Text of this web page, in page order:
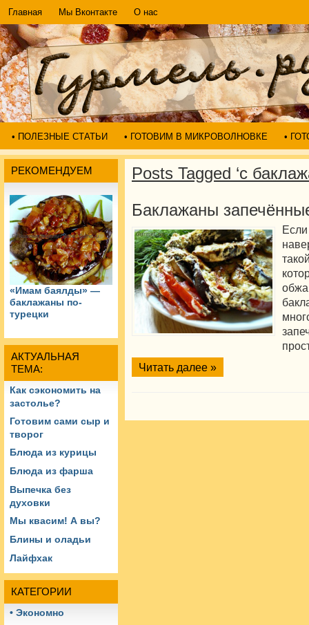
Главная Мы Вконтакте О нас
• ПОЛЕЗНЫЕ СТАТЬИ • ГОТОВИМ В МИКРОВОЛНОВКЕ •
РЕКОМЕНДУЕМ
«Имам баялды» —
баклажаны по-
турецки
АКТУАЛЬНАЯ
ТЕМА:
Как сэкономить на
застолье?
Готовим сами сыр и
творог
Блюда из курицы
Блюда из фарша
Выпечка без
духовки
Мы квасим! А вы?
Блины и оладьи
Лайфхак
КАТЕГОРИИ
• Экономно
Posts Tagged ‘с
Баклажаны
Читать далее »